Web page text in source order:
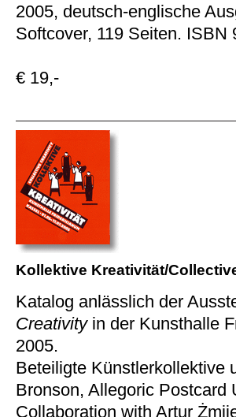
2005, deutsch-englische
Softcover, 119 Seiten. ISBN
€ 19,-
Kollektive Kreativität/
Katalog anlässlich der
Creativityin der Kunsthalle
2005.
Beteiligte Künstlerkollektive
Bronson, Allegoric Postcard
Collaboration with Artur